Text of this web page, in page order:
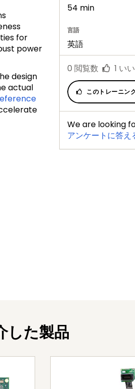
for
power
design
actual
54 min
言語
英語
0 閲覧数 1 い
このトレーニン
We are looking
アンケートに答え
した製品